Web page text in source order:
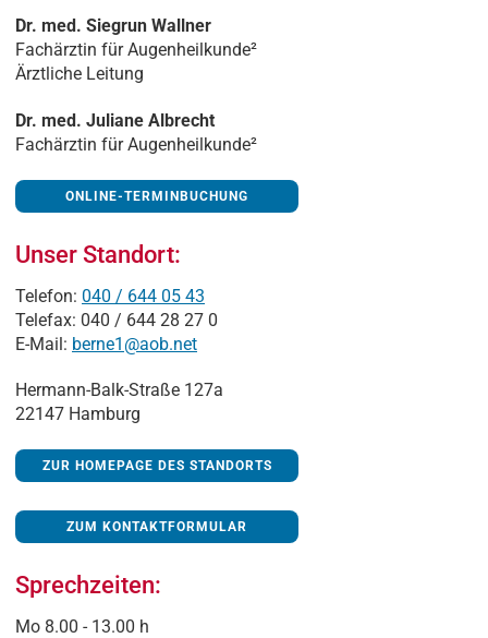
Dr. med. Siegrun Wallner
Fachärztin für Augenheilkunde²
Ärztliche Leitung
Dr. med. Juliane Albrecht
Fachärztin für Augenheilkunde²
ONLINE-TERMINBUCHUNG
Unser Standort:
Telefon: 040 / 644 05 43
Telefax: 040 / 644 28 27 0
E-Mail: berne1@aob.net
Hermann-Balk-Straße 127a
22147 Hamburg
ZUR HOMEPAGE DES STANDORTS
ZUM KONTAKTFORMULAR
Sprechzeiten:
Mo 8.00 - 13.00 h